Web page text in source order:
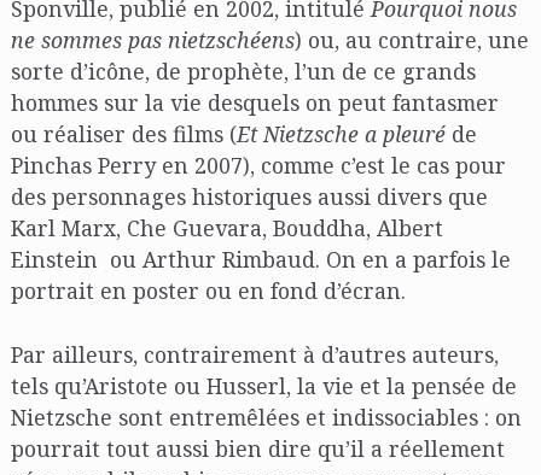
Sponville, publié en 2002, intituléPourquoi nous
ne sommes pas nietzschéens) ou, au contraire, une
sorte d’icône, de prophète, l’un de ce grands
hommes sur la vie desquels on peut fantasmer
ou réaliser des films (Et Nietzsche a pleuréde
Pinchas Perry en 2007), comme c’est le cas pour
des personnages historiques aussi divers que
Karl Marx, Che Guevara, Bouddha, Albert
Einstein ou Arthur Rimbaud. On en a parfois le
portrait en poster ou en fond d’écran.
Par ailleurs, contrairement à d’autres auteurs,
tels qu’Aristote ou Husserl, la vie et la pensée de
Nietzsche sont entremêlées et indissociables : on
pourrait tout aussi bien dire qu’il a réellement